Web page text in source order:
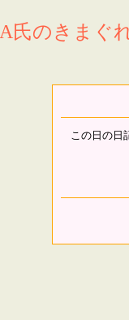
A氏のきまぐ
この日の日